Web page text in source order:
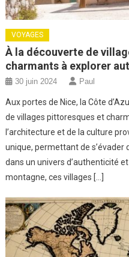
VOYAGES
À la découverte de
charmants à explorer
30 juin 2024 Paul
Aux portes de Nice, la Côte
de villages pittoresques et
l’architecture et de la culture
unique, permettant de s’évader
dans un univers d’authenticité
montagne, ces villages […]